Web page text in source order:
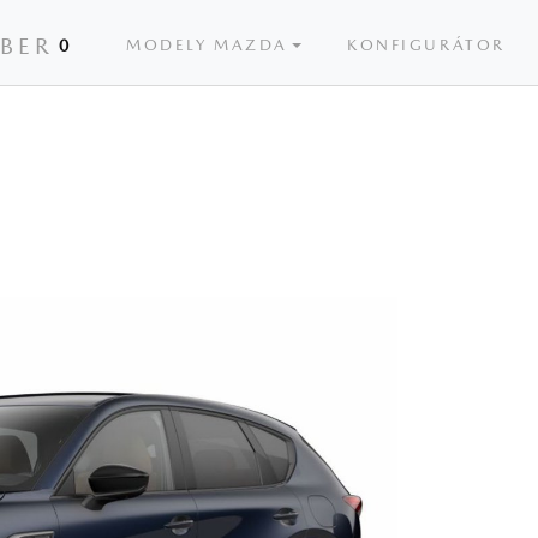
0 MODELY MAZDA KONFIGURÁTOR